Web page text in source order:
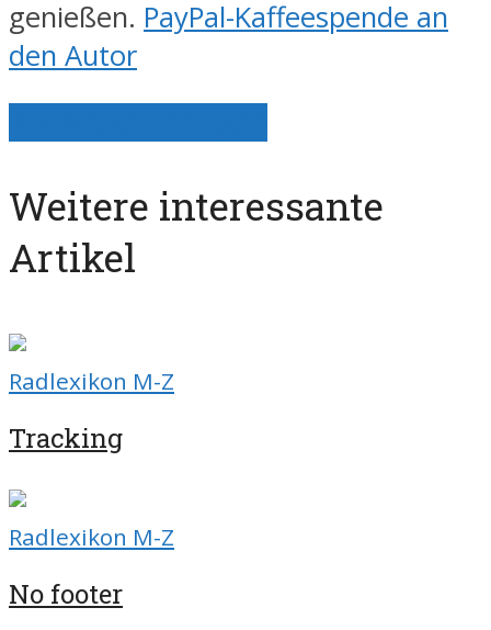
genießen. PayPal-Kaffeespende an
den Autor
Weitere interessante
Artikel
Radlexikon M-Z
Tracking
Radlexikon M-Z
No footer